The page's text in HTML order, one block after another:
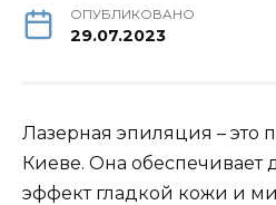
ОПУБЛИКОВАНО
29.07.2023
Лазерная эпиляция – это
Киеве. Она обеспечивает
эффект гладкой кожи и